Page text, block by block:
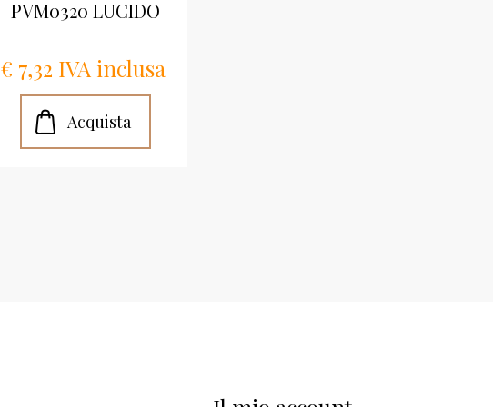
PVM0320 LUCIDO
€ 7,32 IVA inclusa